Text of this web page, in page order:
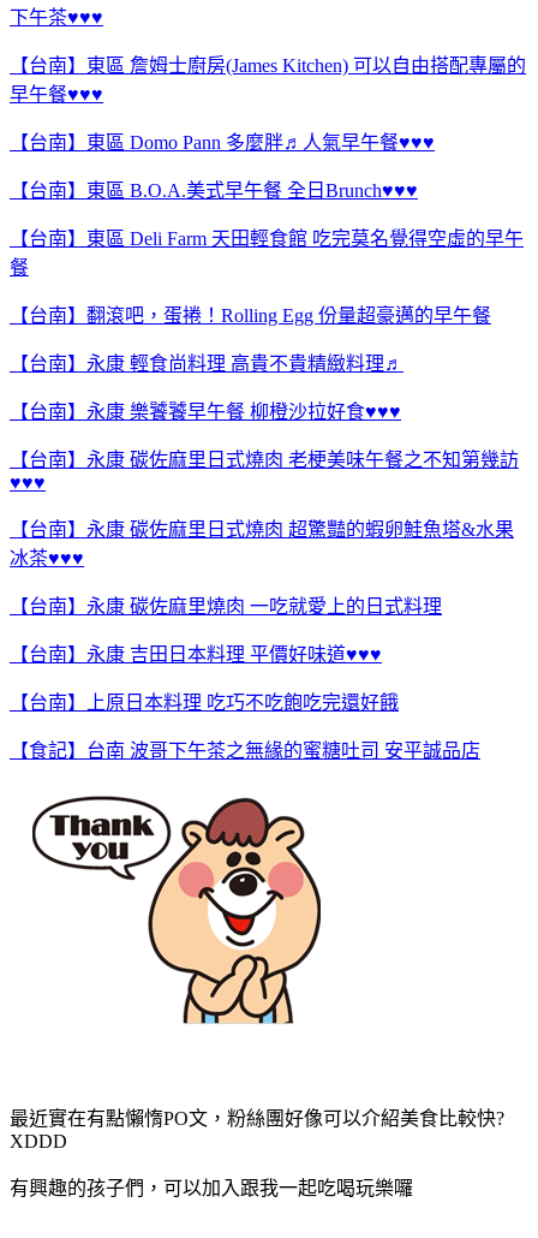
下午茶♥♥♥
【台南】東區 詹姆士廚房(James Kitchen) 可以自由搭配專屬的
早午餐♥♥♥
【台南】東區 Domo Pann 多麼胖♬人氣早午餐♥♥♥
【台南】東區 B.O.A.美式早午餐 全日Brunch♥♥♥
【台南】東區 Deli Farm 天田輕食館 吃完莫名覺得空虛的早午
餐
【台南】翻滾吧，蛋捲！Rolling Egg 份量超豪邁的早午餐
【台南】永康 輕食尚料理 高貴不貴精緻料理♬
【台南】永康 樂饕饕早午餐 柳橙沙拉好食♥♥♥
【台南】永康 碳佐麻里日式燒肉 老梗美味午餐之不知第幾訪
♥♥♥
【台南】永康 碳佐麻里日式燒肉 超驚豔的蝦卵鮭魚塔&水果
冰茶♥♥♥
【台南】永康 碳佐麻里燒肉 一吃就愛上的日式料理
【台南】永康 吉田日本料理 平價好味道♥♥♥
【台南】上原日本料理 吃巧不吃飽吃完還好餓
【食記】台南 波哥下午茶之無緣的蜜糖吐司 安平誠品店
最近實在有點懶惰PO文，粉絲團好像可以介紹美食比較快?
XDDD
有興趣的孩子們，可以加入跟我一起吃喝玩樂囉